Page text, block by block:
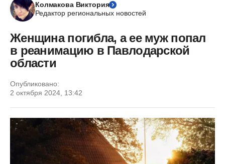
Колмакова Виктория
Редактор региональных новостей
Женщина погибла, а ее муж попал
в реанимацию в Павлодарской
области
Опубликовано:
2 октября 2024, 13:42